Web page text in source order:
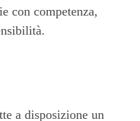
con competenza,
a disposizione un